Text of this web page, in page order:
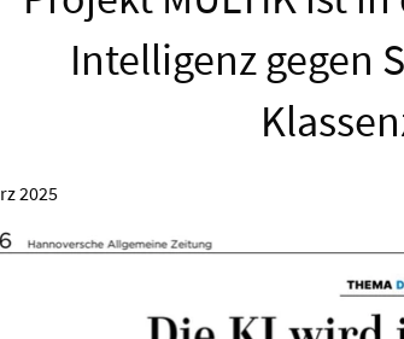
Intelligenz gegen
2025